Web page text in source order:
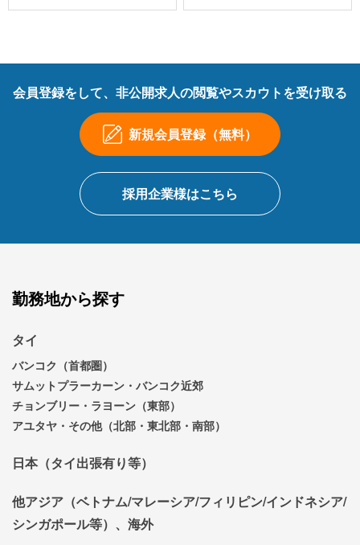
会員登録をして、非公開求人の閲覧やスカウトを受け取る
新規会員登録（無料）
採用企業様はこちら
勤務地から探す
タイ
バンコク（首都圏）
サムットプラーカーン・バンコク近郊
チョンブリー・ラヨーン（東部）
アユタヤ・その他（北部・東北部・南部）
日本（タイ出張有り等）
他アジア（ベトナム/マレーシア/フィリピン/インドネシア/
シンガポール等）、海外